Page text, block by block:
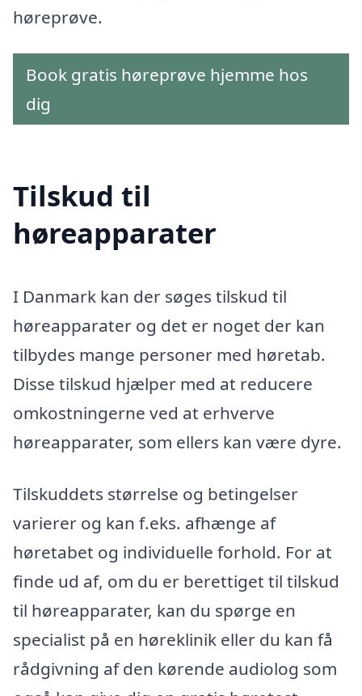
høreprøve.
Book gratis høreprøve hjemme hos
dig
Tilskud til
høreapparater
I Danmark kan der søges tilskud til
høreapparater og det er noget der kan
tilbydes mange personer med høretab.
Disse tilskud hjælper med at reducere
omkostningerne ved at erhverve
høreapparater, som ellers kan være dyre.
Tilskuddets størrelse og betingelser
varierer og kan f.eks. afhænge af
høretabet og individuelle forhold. For at
finde ud af, om du er berettiget til tilskud
til høreapparater, kan du spørge en
specialist på en høreklinik eller du kan få
rådgivning af den kørende audiolog som